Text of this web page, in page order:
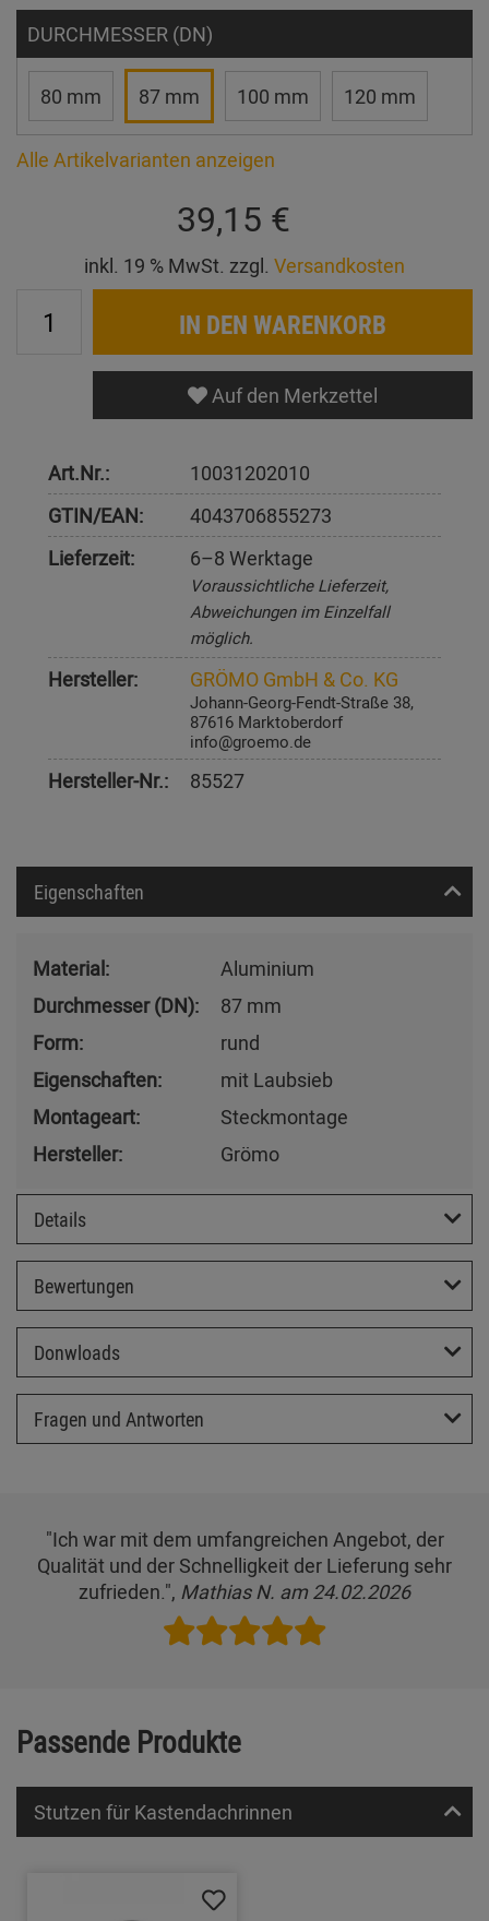
DURCHMESSER (DN)
80 mm 87 mm 100 mm 120 mm
Alle Artikelvarianten anzeigen
39,15 €
inkl. 19 % MwSt. zzgl. Versandkosten
IN DEN WARENKORB
Auf den Merkzettel
Art.Nr.:
10031202010
GTIN/EAN:
4043706855273
Lieferzeit:
6–8 Werktage
Voraussichtliche Lieferzeit,
Abweichungen im Einzelfall
möglich.
Hersteller: GRÖMO GmbH & Co. KG
Johann-Georg-Fendt-Straße 38,
87616 Marktoberdorf
info@groemo.de
Hersteller-Nr.: 85527
Eigenschaften
Material:
Aluminium
Durchmesser (DN):
87 mm
Form:
rund
Eigenschaften:
mit Laubsieb
Montageart:
Steckmontage
Hersteller:
Grömo
Details
Bewertungen
Donwloads
Fragen und Antworten
"Ich war mit dem umfangreichen Angebot, der
Qualität und der Schnelligkeit der Lieferung sehr
zufrieden.", Mathias N. am 24.02.2026
Passende Produkte
Stutzen für Kastendachrinnen